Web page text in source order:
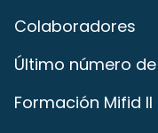
Colaboradores
Último número
Formación Mifid II